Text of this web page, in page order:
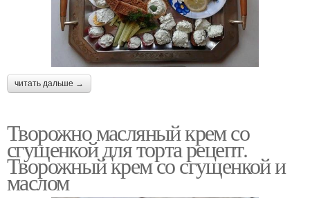
читать дальше →
Творожно масляный крем со
сгущенкой для торта рецепт.
Творожный крем со сгущенкой и
маслом